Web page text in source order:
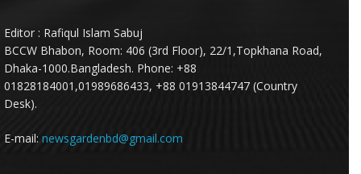
Editor : Rafiqul Islam Sabuj
BCCW Bhabon, Room: 406 (3rd Floor), 22/1,Topkhana Road,
Dhaka-1000.Bangladesh. Phone: +88
01828184001,01989686433, +88 01913844747 (Country
Desk).
E-mail: newsgardenbd@gmail.com